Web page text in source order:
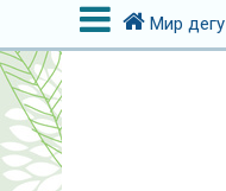
В
х
о
Мир дегу